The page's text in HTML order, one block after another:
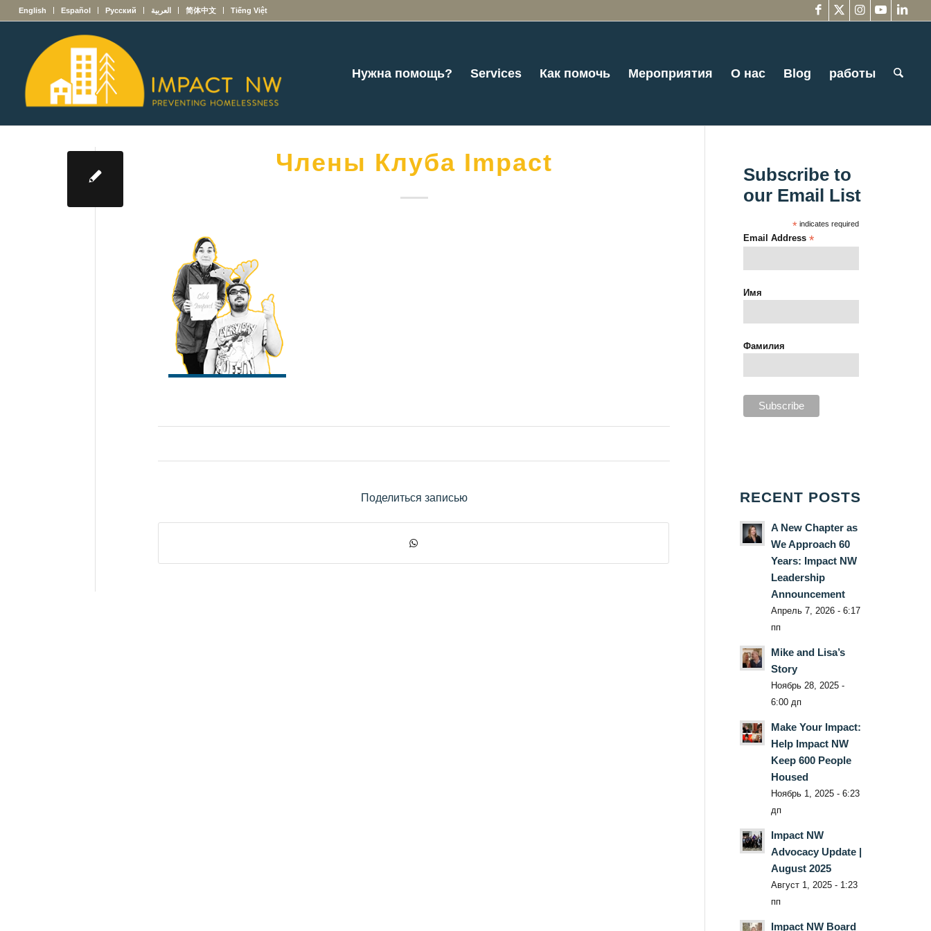
English Español Русский العربية 简体中文 Tiếng Việt
Нужна помощь? Services Как помочь Мероприятия О нас Blog работы
Члены Клуба Impact
Поделиться записью
Subscribe to
our Email List
* indicates required
Email Address*
Имя
Фамилия
RECENT POSTS
A New Chapter as
We Approach 60
Years: Impact NW
Leadership
Announcement
Апрель 7, 2026 - 6:17
пп
Mike and Lisa’s
Story
Ноябрь 28, 2025 -
6:00 дп
Make Your Impact:
Help Impact NW
Keep 600 People
Housed
Ноябрь 1, 2025 - 6:23
дп
Impact NW
Advocacy Update |
August 2025
Август 1, 2025 - 1:23
пп
Impact NW Board